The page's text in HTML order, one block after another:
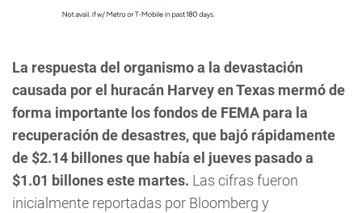
La respuesta del organismo a la devastación
causada por el huracán Harvey en Texas mermó de
forma importante los fondos de FEMA para la
recuperación de desastres, que bajó rápidamente
de $2.14 billones que había el jueves pasado a
$1.01 billones este martes. Las cifras fueron
inicialmente reportadas por Bloomberg y